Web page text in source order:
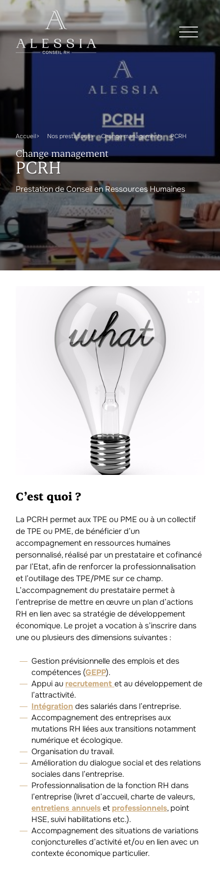
Accueil Nos prestations Change management PCRH
Change management
PCRH
Prestation de Conseil en Ressources Humaines
C’est quoi ?
La PCRH permet aux TPE ou PME ou à un collectif
de TPE ou PME, de bénéficier d’un
accompagnement en ressources humaines
personnalisé, réalisé par un prestataire et cofinancé
par l’Etat, afin de renforcer la professionnalisation
et l’outillage des TPE/PME sur ce champ.
L’accompagnement du prestataire permet à
l’entreprise de mettre en œuvre un plan d’actions
RH en lien avec sa stratégie de développement
économique. Le projet a vocation à s’inscrire dans
une ou plusieurs des dimensions suivantes :
Gestion prévisionnelle des emplois et des
compétences (GEPP).
Appui au recrutement et au développement de
l’attractivité.
Intégration des salariés dans l’entreprise.
Accompagnement des entreprises aux
mutations RH liées aux transitions notamment
numérique et écologique.
Organisation du travail.
Amélioration du dialogue social et des relations
sociales dans l’entreprise.
Professionnalisation de la fonction RH dans
l’entreprise (livret d’accueil, charte de valeurs,
entretiens annuelset professionnels, point
HSE, suivi habilitations etc.).
Accompagnement des situations de variations
conjoncturelles d’activité et/ou en lien avec un
contexte économique particulier.